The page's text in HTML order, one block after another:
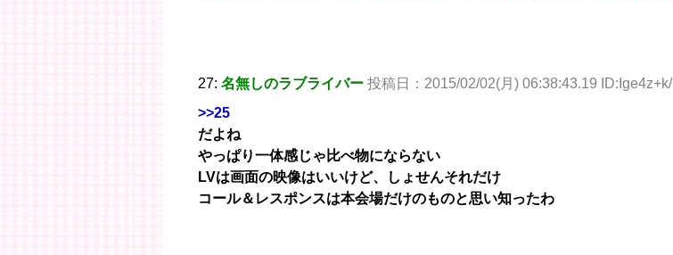
27: 名無しのラブライバー 投稿日：2015/02/02(月) 06:38:43.19 ID:Ige4z+k/
>>25
だよね
やっぱり一体感じゃ比べ物にならない
LVは画面の映像はいいけど、しょせんそれだけ
コール＆レスポンスは本会場だけのものと思い知ったわ